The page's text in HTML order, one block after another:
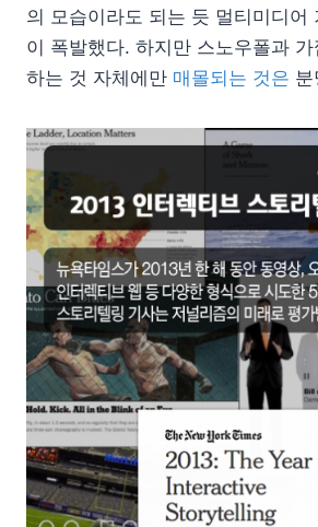
의 모습이라도 되는 듯 멀티미디어
이 폭발했다. 하지만 스노우폴과
하는 것 자체에만 매몰되는 것은